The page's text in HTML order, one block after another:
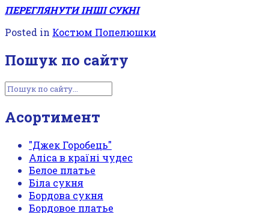
ПЕРЕГЛЯНУТИ ІНШІ СУКНІ
Posted in Костюм Попелюшки
Пошук по сайту
Асортимент
"Джек Горобець"
Аліса в країні чудес
Белое платье
Біла сукня
Бордова сукня
Бордовое платье